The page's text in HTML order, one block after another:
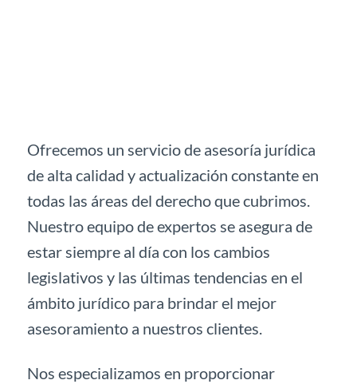
Ofrecemos un servicio de asesoría jurídica
de alta calidad y actualización constante en
todas las áreas del derecho que cubrimos.
Nuestro equipo de expertos se asegura de
estar siempre al día con los cambios
legislativos y las últimas tendencias en el
ámbito jurídico para brindar el mejor
asesoramiento a nuestros clientes.
Nos especializamos en proporcionar